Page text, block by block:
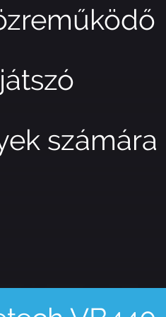
számára